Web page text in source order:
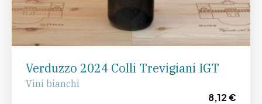
Verduzzo 2024 Colli Trevigiani IGT
Vini bianchi
8,12 €